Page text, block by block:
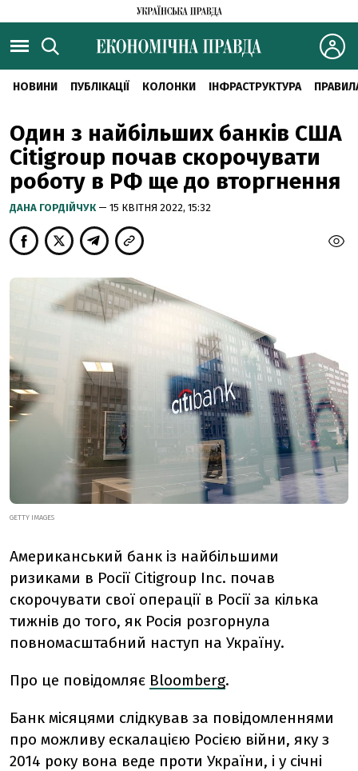
НОВИНИ ПУБЛІКАЦІЇ КОЛОНКИ ІНФРАСТРУКТУРА
Один з найбільших банків США
Citigroup почав скорочувати
роботу в РФ ще до вторгнення
ДАНА ГОРДІЙЧУК — 15 КВІТНЯ 2022, 15:32
GETTY IMAGES
Американський банк із найбільшими
ризиками в Росії Citigroup Inc. почав
скорочувати свої операції в Росії за кілька
тижнів до того, як Росія розгорнула
повномасштабний наступ на Україну.
Про це повідомляє Bloomberg.
Банк місяцями слідкував за повідомленнями
про можливу ескалацією Росією війни, яку з
2014 року вона веде проти України, і у січні